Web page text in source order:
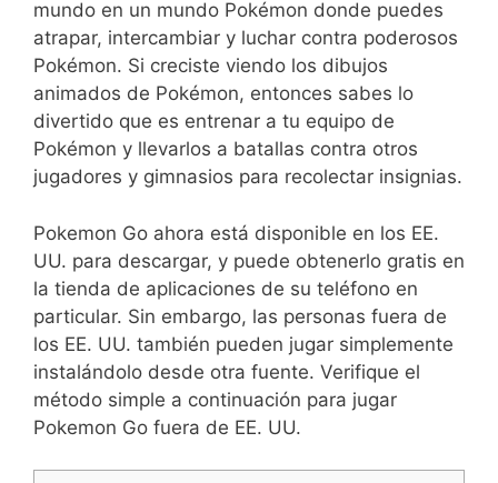
mundo en un mundo Pokémon donde puedes
atrapar, intercambiar y luchar contra poderosos
Pokémon. Si creciste viendo los dibujos
animados de Pokémon, entonces sabes lo
divertido que es entrenar a tu equipo de
Pokémon y llevarlos a batallas contra otros
jugadores y gimnasios para recolectar insignias.
Pokemon Go ahora está disponible en los EE.
UU. para descargar, y puede obtenerlo gratis en
la tienda de aplicaciones de su teléfono en
particular. Sin embargo, las personas fuera de
los EE. UU. también pueden jugar simplemente
instalándolo desde otra fuente. Verifique el
método simple a continuación para jugar
Pokemon Go fuera de EE. UU.